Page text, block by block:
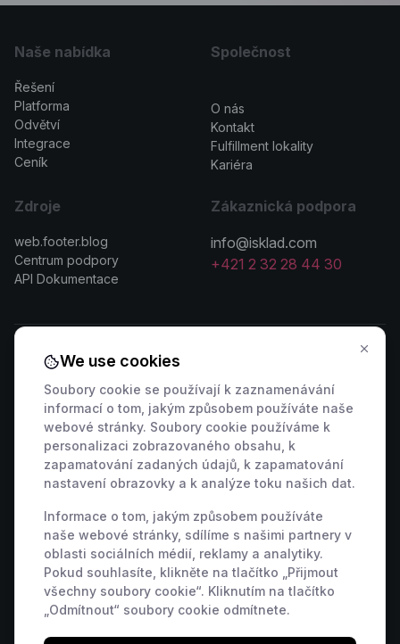
Naše nabídka
Řešení
Platforma
Odvětví
Integrace
Ceník
Společnost
O nás
Kontakt
Fulfillment lokality
Kariéra
Zdroje
web.footer.blog
Centrum podpory
API Dokumentace
Zákaznická podpora
info@isklad.com
+421 2 32 28 44 30
Kontaktovat prodejce
🇸🇰 +421 2 222 006 94
🇨🇿 +420 311 440 767
🇵🇱 +48 22 307 03 34
🇦🇹 +43 1 442 0203
🇷🇴 +40 316 306 173
🇭🇺 +36 1 901 0594
🇩🇪 +49 800 000 9404
🇸🇮 +386 82 880 433
🇪🇸 +34 518 88 04 19
🇫🇷 +33 9 39 37 01 08
🇮🇹 +39 800 934 271
🇭🇷 +385 800 791 196
🇬🇧 +44 7463 586 370
🇺🇸 +1 848 456 2300
We use cookies
Soubory cookie se používají k zaznamenávání
informací o tom, jakým způsobem používáte naše
webové stránky. Soubory cookie používáme k
personalizaci zobrazovaného obsahu, k
zapamatování zadaných údajů, k zapamatování
nastavení obrazovky a k analýze toku našich dat.
Informace o tom, jakým způsobem používáte
naše webové stránky, sdílíme s našimi partnery v
oblasti sociálních médií, reklamy a analytiky.
Pokud souhlasíte, klikněte na tlačítko „Přijmout
všechny soubory cookie“. Kliknutím na tlačítko
„Odmítnout“ soubory cookie odmítnete.